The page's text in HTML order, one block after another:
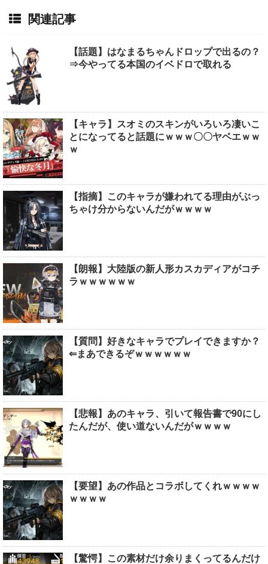
関連記事
【話題】はなまるちゃんドロップで出るの？
⇒今やってる本国のイベドロで取れる
【キャラ】スオミのスキンがいろいろ凄いこ
とになってると話題にｗｗｗ〇〇ヤベエｗｗ
ｗ
【指摘】このキャラが嫌われてる理由がぶっ
ちゃけ分からないんだがｗｗｗｗ
【朗報】大陸版の新人形カスカディアがコチ
ラｗｗｗｗｗｗ
【質問】好きなキャラでプレイできますか？
⇐まあできるぞｗｗｗｗｗｗ
【悲報】あのキャラ、引いて報告書で90にし
たんだが、使い道ないんだがｗｗｗｗ
【要望】あの作品とコラボしてくれｗｗｗｗ
ｗｗｗｗ
【驚愕】この素材だけ余りまくってるんだけ